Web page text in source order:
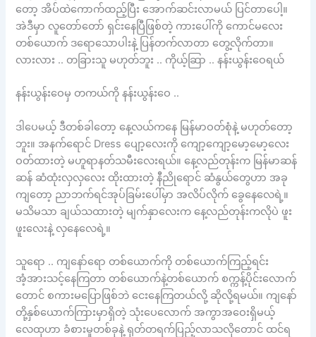
တော့ အိပ်ထဲကောက်ထည့်ပြီး အောက်ဆင်းလာမယ် ပြင်တာပေါ့။
အဲဒီမှာ လူတော်တော် ရှင်းနေပြီဖြစ်တဲ့ ကားပေါ်ကို ကောင်မလေး
တစ်ယောက် ဒရောသောပါးနဲ့ ပြန်တက်လာတာ တွေ့လိုက်တာ။
လားလား .. တခြားသူ မဟုတ်ဘူး .. ကိုယ့်ဆြာ .. နန်းယွန်းဝေရယ်
နန်းယွန်းဝေမှ တကယ်ကို နန်းယွန်းဝေ ..
ဒါပေမယ့် ဒီတစ်ခါတော့ နေ့လယ်ကနေ မြန်မာဝတ်စုံနဲ့ မဟုတ်တော့
ဘူး။ အနက်ရောင် Dress ပျော့လေးကို ကျော့ကျော့မော့မော့လေး
ဝတ်ထားတဲ့ မဟူရာနတ်သမီးလေးရယ်။ နေ့လည်တုန်းက မြန်မာဆန်
ဆန် ဆံထုံးလှလှလေး ထိုးထားတဲ့ နီညိုရောင် ဆံနွယ်တွေဟာ အခု
ကျတော့ ညာဘက်ရင်အုပ်ခြမ်းပေါ်မှာ အလိပ်လိုက် ခွေနေလေရဲ့။
မသိမသာ ချယ်သထားတဲ့ မျက်နှာလေးက နေ့လည်တုန်းကလိုပဲ ဖူး
ဖူးလေးနဲ့ လှနေလေရဲ့။
သူရော .. ကျနော်ရော တစ်ယောက်ကို တစ်ယောက်ကြည့်ရင်း
အံ့အားသင့်နေကြတာ တစ်ယောက်နဲ့တစ်ယောက် စက္ကန့်ပိုင်းလောက်
တောင် စကားမပြောဖြစ်ဘဲ ငေးနေကြတယ်လို့ ဆိုလို့ရမယ်။ ကျနော်
တို့နှစ်ယောက်ကြားမှာရှိတဲ့ သုံးပေလောက် အကွာအဝေးရှိမယ့်
လေထုဟာ ခံစားမှုတစ်ခုနဲ့ ရုတ်တရက်ပြည့်လာသလိုတောင် ထင်ရ